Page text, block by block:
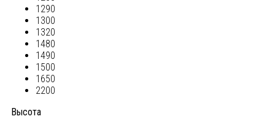
1290
1300
1320
1480
1490
1500
1650
2200
Высота